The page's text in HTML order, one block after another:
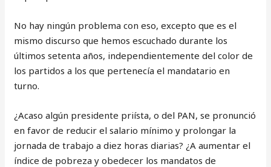
No hay ningún problema con eso, excepto que es el
mismo discurso que hemos escuchado durante los
últimos setenta años, independientemente del color de
los partidos a los que pertenecía el mandatario en
turno.
¿Acaso algún presidente priísta, o del PAN, se pronunció
en favor de reducir el salario mínimo y prolongar la
jornada de trabajo a diez horas diarias? ¿A aumentar el
índice de pobreza y obedecer los mandatos de